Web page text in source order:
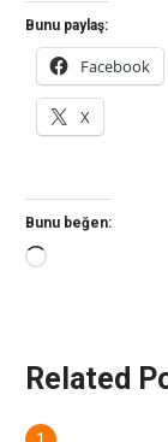
Bunu paylaş:
Facebook
X
Bunu beğen:
Yükleniyor...
Related